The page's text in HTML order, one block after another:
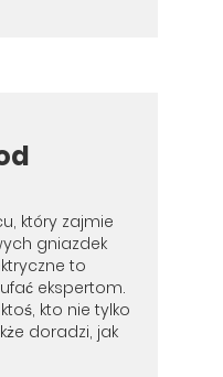
który zajmie
gniazdek
to
ekspertom.
kto nie tylko
doradzi, jak